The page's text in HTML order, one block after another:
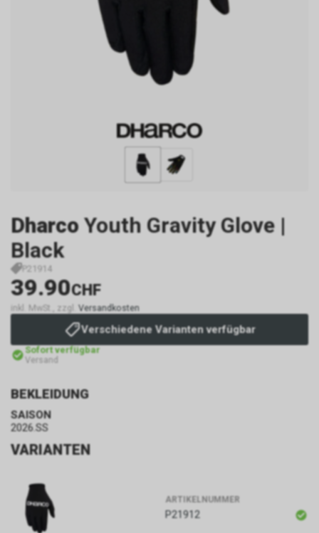
Dharco Youth Gravity Glove |
Black
P21914
39.90CHF
inkl. MwSt., zzgl. Versandkosten
Verschiedene Varianten verfügbar
Sofort verfügbar
Versand
BEKLEIDUNG
SAISON
2026.SS
VARIANTEN
ARTIKELNUMMER
P21912